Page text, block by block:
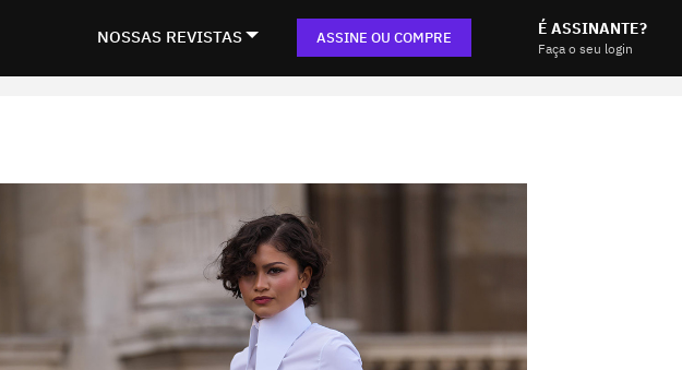
NOSSAS REVISTAS ASSINE OU COMPRE É ASSINANTE?
Faça o seu login